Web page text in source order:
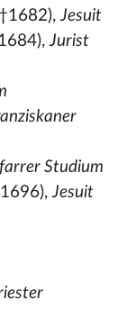
Jesuit
Jurist
Studium
Jesuit